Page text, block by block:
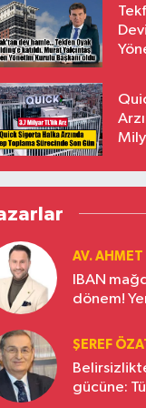
AV. AHMET
IBAN
dönem!
ŞEREF
gücüne: